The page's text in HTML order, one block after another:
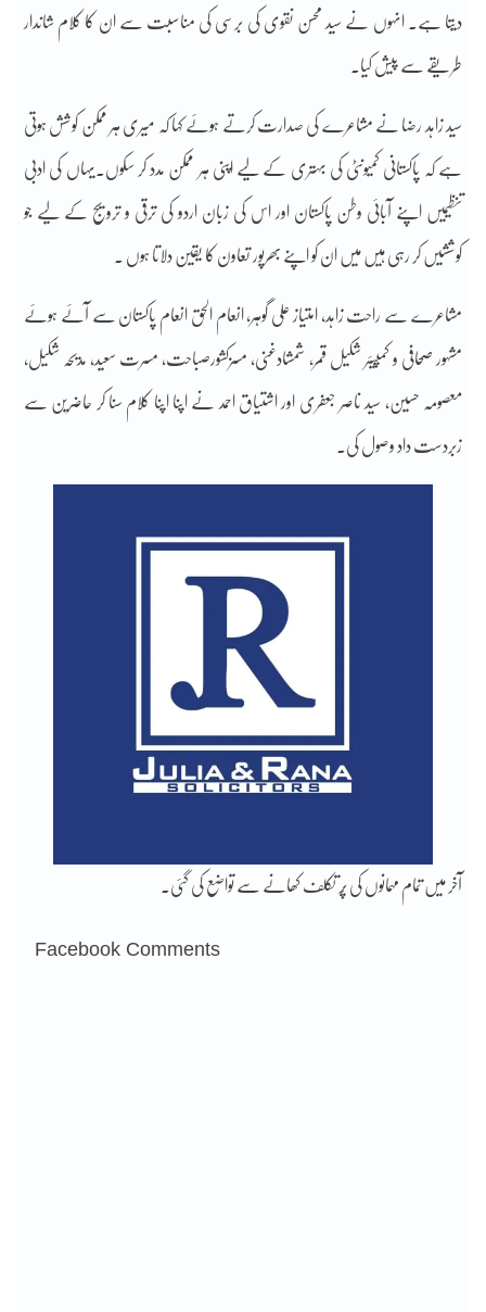
دیتا ہے۔ انہوں نے سید محسن نقوی کی برسی کی مناسبت سے ان کا کلام شاندار
طریقے سے پیش کیا۔
سید زاہد رضا نے مشاعرے کی صدارت کرتے ہوئے کہا کہ میری ہر ممکن کوشش ہوتی
ہے کہ پاکستانی کمیونٹی کی بہتری کے لیے اپنی ہر ممکن مدد کر سکوں۔یہاں کی ادبی
تنظیمیں اپنے آبائی وطن پاکستان اور اس کی زبان اردو کی ترقی و ترویج کے لیے جو
کوششیں کر رہی ہیں میں ان کو اپنے بھرپور تعاون کا یقین دلاتا ہوں ۔
مشاعرے سے راحت زاہد، امتیاز علی گوہر، انعام الحق انعام پاکستان سے آئے ہوئے
مشہور صحافی و کمپیئر شکیل قمر، شمشادغنی، مسزکشورصباحت، مسرت سعید، مدیحہ شکیل،
معصومہ حسین، سید ناصر جعفری اور اشتیاق احمد نے اپنا اپنا کلام سنا کر حاضرین سے
زبردست داد وصول کی۔
آخر میں تمام مہمانوں کی پُر تکلف کھانے سے تواضع کی گئی۔
Facebook Comments